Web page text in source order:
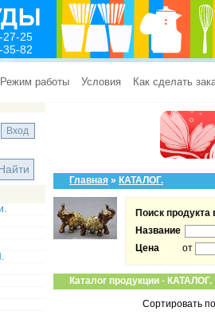
27-25
35-82
Режим работы Условия Как сделать
Главная » КАТАЛОГ.
Поиск продукта
Название
Цена
от
Каталог продукции - КАТАЛОГ.
Сортировать